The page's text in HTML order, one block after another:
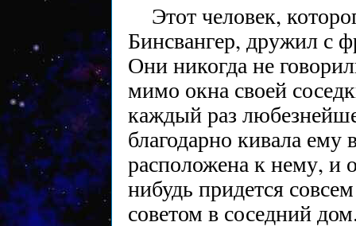
Этот человек,
Бинсвангер, дружил с
Они никогда не
мимо окна своей
каждый раз
благодарно кивала ему
расположена к нему, и
нибудь придется
советом в соседний